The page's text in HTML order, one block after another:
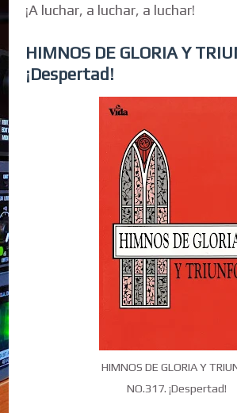
¡A luchar, a luchar, a luchar!
HIMNOS DE GLORIA Y
¡Despertad!
HIMNOS DE GLORIA Y
NO.317. ¡Despertad!